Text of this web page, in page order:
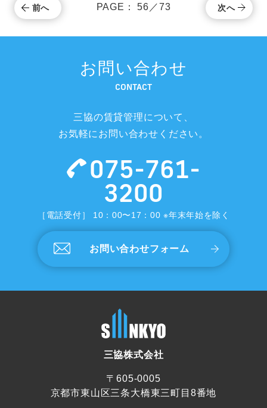
PAGE： 56／73
前へ 次へ
お問い合わせ
CONTACT
三協の賃貸管理について、
お気軽にお問い合わせください。
075-761-
3200
［電話受付］ 10：00〜17：00 ※年末年始を除く
お問い合わせフォーム
三協株式会社
〒605-0005
京都市東山区三条大橋東三町目8番地